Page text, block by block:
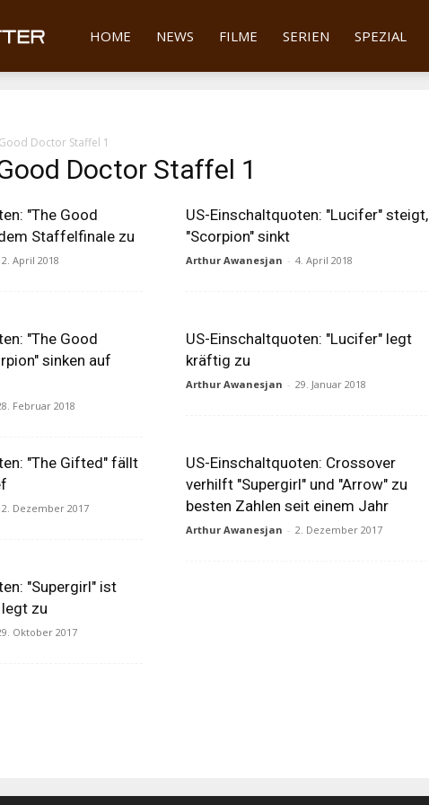
Filmfutter
HOME NEWS FILME SERIEN SPEZIAL
Doctor Staffel 1
Doctor Staffel 1
"The Good
Staffelfinale zu
April 2018
US-Einschaltquoten: "Lucifer" steigt,
"Scorpion" sinkt
Arthur Awanesjan - 4. April 2018
"The Good
sinken auf
Februar 2018
US-Einschaltquoten: "Lucifer" legt
kräftig zu
Arthur Awanesjan - 29. Januar 2018
"The Gifted" fällt
Dezember 2017
US-Einschaltquoten: Crossover
verhilft "Supergirl" und "Arrow" zu
besten Zahlen seit einem Jahr
Arthur Awanesjan - 2. Dezember 2017
"Supergirl" ist
zu
Oktober 2017